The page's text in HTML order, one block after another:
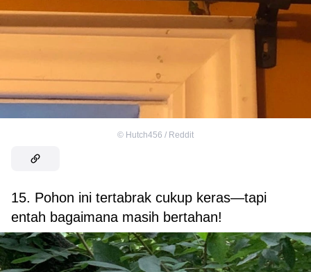
© Hutch456 / Reddit
15. Pohon ini tertabrak cukup keras—tapi
entah bagaimana masih bertahan!